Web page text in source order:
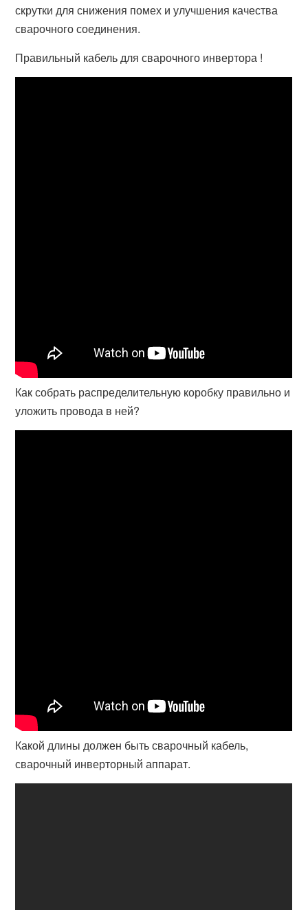
скрутки для снижения помех и улучшения качества
сварочного соединения.
Правильный кабель для сварочного инвертора !
Как собрать распределительную коробку правильно и
уложить провода в ней?
Какой длины должен быть сварочный кабель,
сварочный инверторный аппарат.